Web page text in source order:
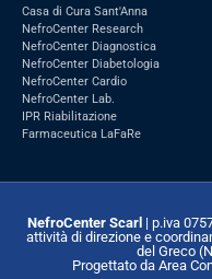
Casa di Cura Sant'Anna
NefroCenter Research
NefroCenter Diagnostica
NefroCenter Diabetologia
NefroCenter Cardio
NefroCenter Lab.
IPR Riabilitazione
Farmaceutica LaFaRe
NefroCenter Scarl | p.iva
attività di direzione e
del Greco
Progettato da Area